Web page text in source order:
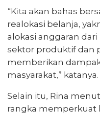
“Kita akan bahas
realokasi belanja,
alokasi anggaran
sektor produktif dan
memberikan
masyarakat,” katanya.
Selain itu, Rina
rangka memperkuat